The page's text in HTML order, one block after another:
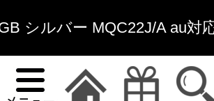
シルバー MQC22J/A au対
フィス家具通